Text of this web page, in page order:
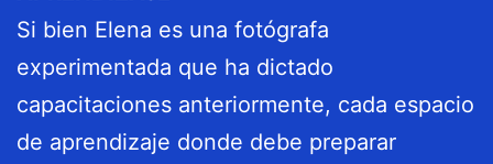
Si bien Elena es una fotógrafa
experimentada que ha dictado
capacitaciones anteriormente, cada espacio
de aprendizaje donde debe preparar